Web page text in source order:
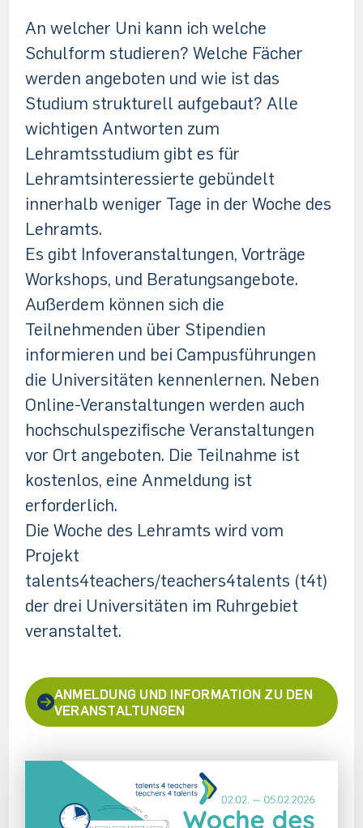
An welcher Uni kann ich welche
Schulform studieren? Welche Fächer
werden angeboten und wie ist das
Studium strukturell aufgebaut? Alle
wichtigen Antworten zum
Lehramtsstudium gibt es für
Lehramtsinteressierte gebündelt
innerhalb weniger Tage in der Woche des
Lehramts.
Es gibt Infoveranstaltungen, Vorträge
Workshops, und Beratungsangebote.
Außerdem können sich die
Teilnehmenden über Stipendien
informieren und bei Campusführungen
die Universitäten kennenlernen. Neben
Online-Veranstaltungen werden auch
hochschulspezifische Veranstaltungen
vor Ort angeboten. Die Teilnahme ist
kostenlos, eine Anmeldung ist
erforderlich.
Die Woche des Lehramts wird vom
Projekt
talents4teachers/teachers4talents (t4t)
der drei Universitäten im Ruhrgebiet
veranstaltet.
ANMELDUNG UND INFORMATION ZU DEN
VERANSTALTUNGEN